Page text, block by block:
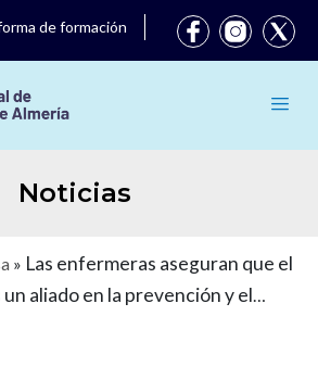
de formación
Noticias
» Las enfermeras aseguran que el
aliado en la prevención y el